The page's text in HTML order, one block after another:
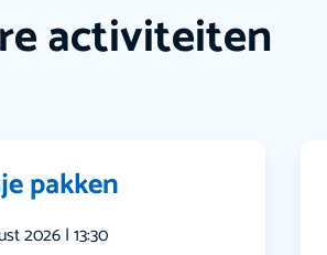
activiteiten
pakken
2026 | 13:30